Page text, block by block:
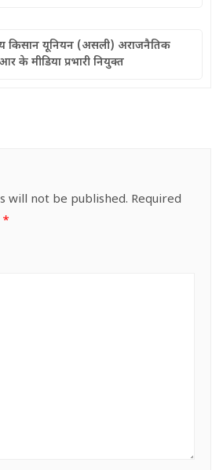
किसान यूनियन (असली) अराजनैतिक
के मीडिया प्रभारी नियुक्त
will not be published. Required
*